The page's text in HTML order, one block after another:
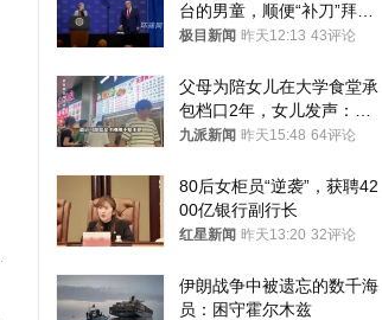
台的男童，顺便“补刀”拜
登：“我可不想他像拜登一
极目新闻 昨天12:13 43评论
父母为陪女儿在大学食堂承
包档口2年，女儿发声：初
衷是为了陪伴，毕业后将不
九派新闻 昨天15:48 64评论
80后女柜员“逆袭”，获聘42
00亿银行副行长
红星新闻 昨天13:20 32评论
伊朗战争中被遗忘的数千海
员：困守霍尔木兹